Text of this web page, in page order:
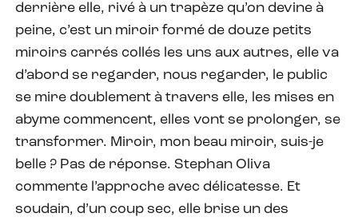
derrière elle, rivé à un trapèze qu’on devine à
peine, c’est un miroir formé de douze petits
miroirs carrés collés les uns aux autres, elle va
d’abord se regarder, nous regarder, le public
se mire doublement à travers elle, les mises en
abyme commencent, elles vont se prolonger, se
transformer. Miroir, mon beau miroir, suis-je
belle ? Pas de réponse. Stephan Oliva
commente l’approche avec délicatesse. Et
soudain, d’un coup sec, elle brise un des